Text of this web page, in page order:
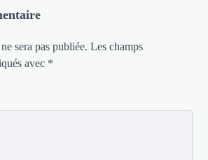
sera pas publiée. Les champs
avec *